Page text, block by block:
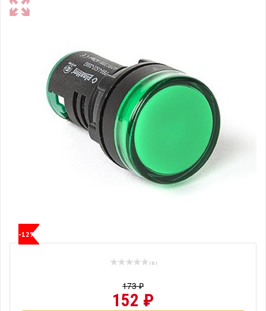
-12%
( 0 )
173 ₽
152 ₽